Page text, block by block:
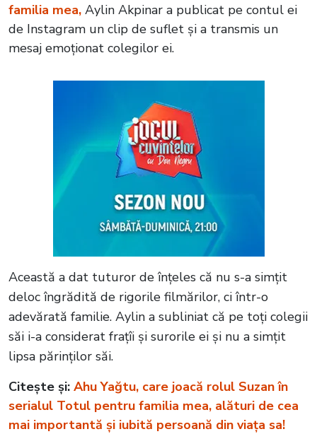
familia mea, Aylin Akpinar a publicat pe contul ei
de Instagram un clip de suflet și a transmis un
mesaj emoționat colegilor ei.
Această a dat tuturor de înțeles că nu s-a simțit
deloc îngrădită de rigorile filmărilor, ci într-o
adevărată familie. Aylin a subliniat că pe toți colegii
săi i-a considerat frațîi și surorile ei și nu a simțit
lipsa părinților săi.
Citește și: Ahu Yağtu, care joacă rolul Suzan în
serialul Totul pentru familia mea, alături de cea
mai importantă și iubită persoană din viața sa!